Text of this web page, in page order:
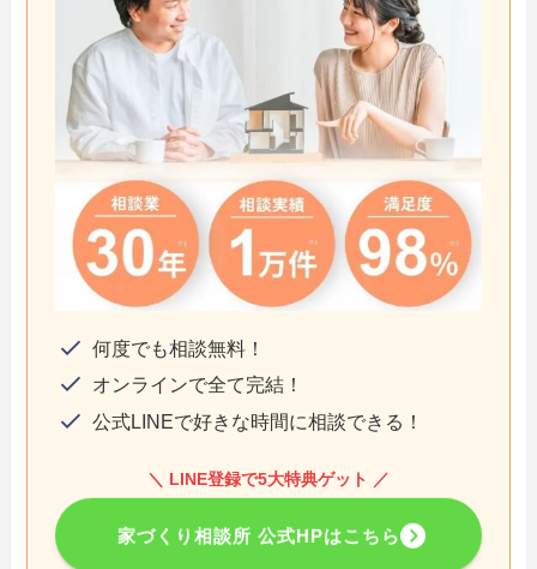
何度でも相談無料！
オンラインで全て完結！
公式LINEで好きな時間に相談できる！
＼ LINE登録で5大特典ゲット ／
家づくり相談所 公式HPはこちら